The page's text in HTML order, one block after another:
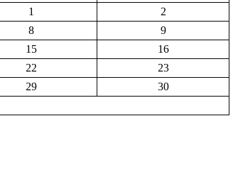
1
2
8
9
15
16
22
23
29
30